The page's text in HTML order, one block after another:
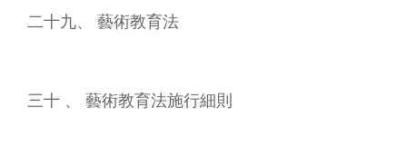
二十九、 藝術教育法
三十 、 藝術教育法施行細則